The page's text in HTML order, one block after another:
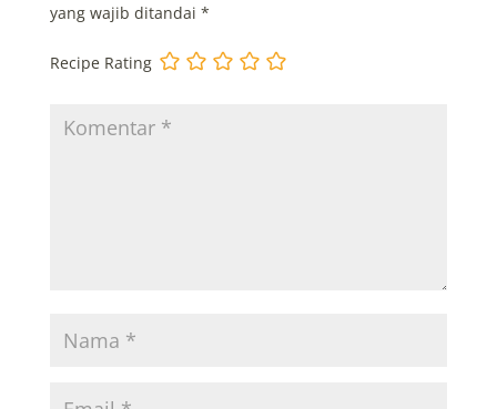
yang wajib ditandai *
Recipe Rating